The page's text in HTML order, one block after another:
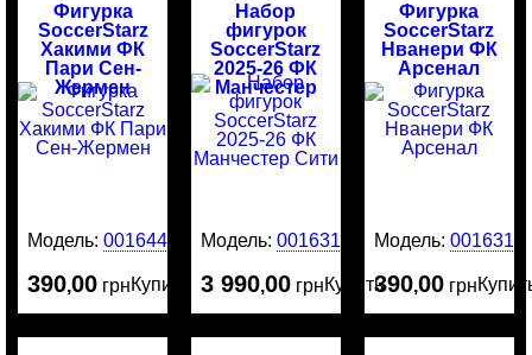
Фигурка
SoccerStarz
Хакими ФК
Пари Сен-
Жермен
Модель:0016445
390,00 грнКупить
Набор
фигурок
SoccerStarz
2025-26 ФК
Манчестер
Сити
Модель:0016316
3 990,00 грнКупить
Фигурка
SoccerStarz
Нванери ФК
Арсенал
Модель: 0016314
390,00 грн